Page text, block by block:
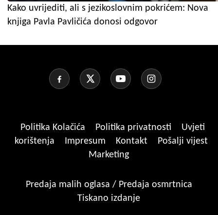
Kako uvrijediti, ali s jezikoslovnim pokrićem: Nova
knjiga Pavla Pavličića donosi odgovor
Politika Kolačića Politika privatnosti
Uvjeti
korištenja
Impresum Kontakt
Pošalji vijest
Marketing
Predaja malih oglasa / Predaja osmrtnica
Tiskano izdanje